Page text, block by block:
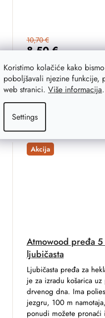
Koristimo kolačiće kako
poboljšavali njezine funkcije,
web stranici. Više informacija.
Settings
8,50 €
10,70 €
Na
ADD
Akcija
Atmowood pređa 5
ljubičasta
Ljubičasta pređa za
je za izradu košarica uz
drvenog dna. Ima
jezgru, 100 m
ponudi možete pronaći